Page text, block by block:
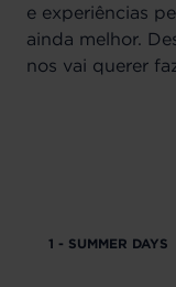
e experiências
ainda melhor.
nos vai querer
1 - SUMMER DAYS